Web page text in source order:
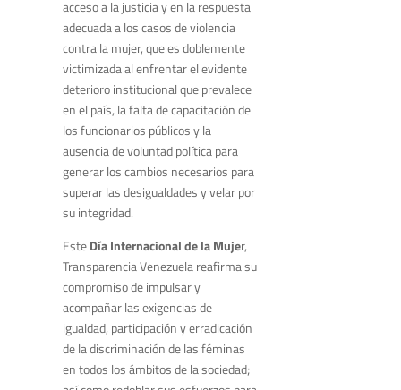
acceso a la justicia y en la respuesta
adecuada a los casos de violencia
contra la mujer, que es doblemente
victimizada al enfrentar el evidente
deterioro institucional que prevalece
en el país, la falta de capacitación de
los funcionarios públicos y la
ausencia de voluntad política para
generar los cambios necesarios para
superar las desigualdades y velar por
su integridad.
EsteDía Internacional de la Mujer,
Transparencia Venezuela reafirma su
compromiso de impulsar y
acompañar las exigencias de
igualdad, participación y erradicación
de la discriminación de las féminas
en todos los ámbitos de la sociedad;